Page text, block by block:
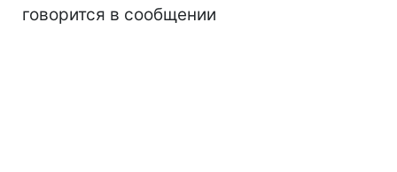
говорится в сообщении